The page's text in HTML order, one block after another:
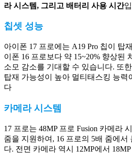
라 시스템, 그리고 배터리 사용 시간
칩셋 성능
아이폰 17 프로에는 A19 Pro 칩이 탑
이폰 16 프로보다 약 15~20% 향상된
소모 감소를 기대할 수 있습니다. 또
탑재 가능성이 높아 멀티태스킹 능력
다
카메라 시스템
17 프로는 48MP 프로 Fusion 카메라
줌을 지원하여, 16 프로의 5배 줌에서
다. 전면 카메라 역시 12MP에서 18MP